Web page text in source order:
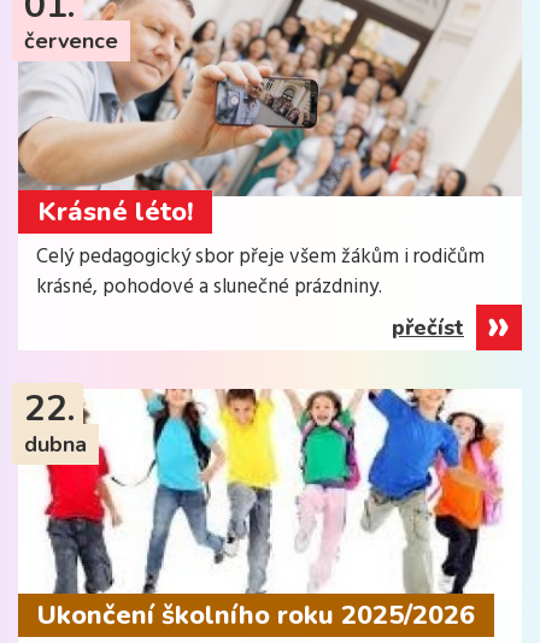
Krásné léto!
července
Celý pedagogický sbor přeje všem žákům i rodičům
krásné, pohodové a slunečné prázdniny.
přečíst
Ukončení školního roku 2025/2026
22.
dubna